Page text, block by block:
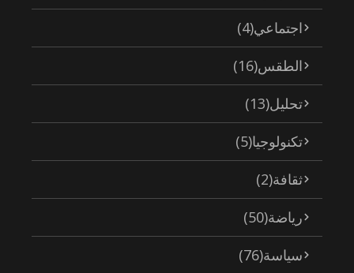
اجتماعي(4)
الطقس(16)
تحليل(13)
تكنولوجيا(5)
ثقافة(2)
رياضة(50)
سياسة(76)